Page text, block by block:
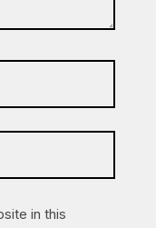
in this